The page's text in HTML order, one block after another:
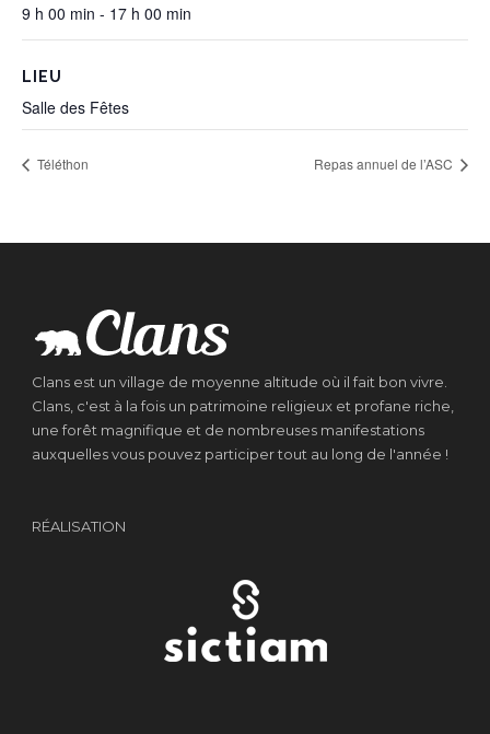
9 h 00 min - 17 h 00 min
LIEU
Salle des Fêtes
Téléthon Repas annuel de l’ASC
Clans est un village de moyenne altitude où il fait bon vivre.
Clans, c'est à la fois un patrimoine religieux et profane riche,
une forêt magnifique et de nombreuses manifestations
auxquelles vous pouvez participer tout au long de l'année !
RÉALISATION